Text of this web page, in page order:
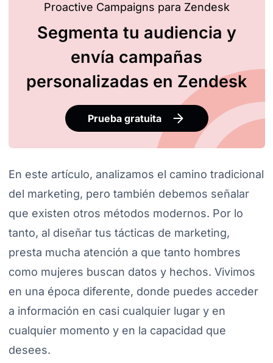
Proactive Campaigns para Zendesk
Segmenta tu audiencia y
envía campañas
personalizadas en Zendesk
Prueba gratuita
En este artículo, analizamos el camino tradicional
del marketing, pero también debemos señalar
que existen otros métodos modernos. Por lo
tanto, al diseñar tus tácticas de marketing,
presta mucha atención a que tanto hombres
como mujeres buscan datos y hechos. Vivimos
en una época diferente, donde puedes acceder
a información en casi cualquier lugar y en
cualquier momento y en la capacidad que
desees.